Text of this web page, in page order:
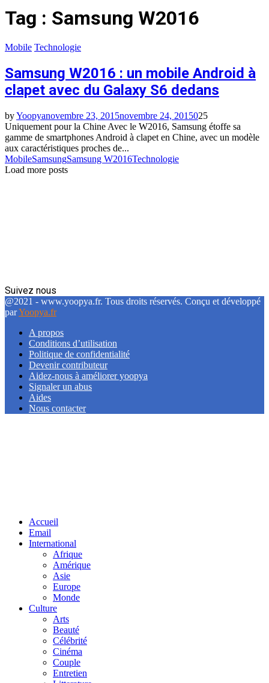
Tag : Samsung W2016
Mobile Technologie
Samsung W2016 : un mobile Android à
clapet avec du Galaxy S6 dedans
byYoopyanovembre 23, 2015novembre 24, 2015025
Uniquement pour la Chine Avec le W2016, Samsung étoffe sa
gamme de smartphones Android à clapet en Chine, avec un modèle
aux caractéristiques proches de...
MobileSamsungSamsung W2016Technologie
Load more posts
Suivez nous
Facebook
Twitter
Linkedin
@2021 - www.yoopya.fr. Tous droits réservés. Conçu et développé
parYoopya.fr
A propos
Conditions d’utilisation
Politique de confidentialité
Devenir contributeur
Aidez-nous à améliorer yoopya
Signaler un abus
Aides
Nous contacter
Accueil
Email
International
Afrique
Amérique
Asie
Europe
Monde
Culture
Arts
Beauté
Célébrité
Cinéma
Couple
Entretien